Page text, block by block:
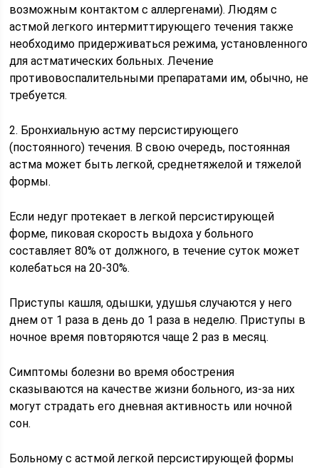
возможным контактом с аллергенами). Людям с
астмой легкого интермиттирующего течения также
необходимо придерживаться режима, установленного
для астматических больных. Лечение
противовоспалительными препаратами им, обычно, не
требуется.
2. Бронхиальную астму персистирующего
(постоянного) течения. В свою очередь, постоянная
астма может быть легкой, среднетяжелой и тяжелой
формы.
Если недуг протекает в легкой персистирующей
форме, пиковая скорость выдоха у больного
составляет 80% от должного, в течение суток может
колебаться на 20-30%.
Приступы кашля, одышки, удушья случаются у него
днем от 1 раза в день до 1 раза в неделю. Приступы в
ночное время повторяются чаще 2 раз в месяц.
Симптомы болезни во время обострения
сказываются на качестве жизни больного, из-за них
могут страдать его дневная активность или ночной
сон.
Больному с астмой легкой персистирующей формы